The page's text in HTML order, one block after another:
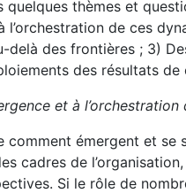
quelques thèmes et
l’orchestration de ces
delà des frontières ; 3)
des résultats de
et à
comment émergent et
cadres de
Si le rôle de